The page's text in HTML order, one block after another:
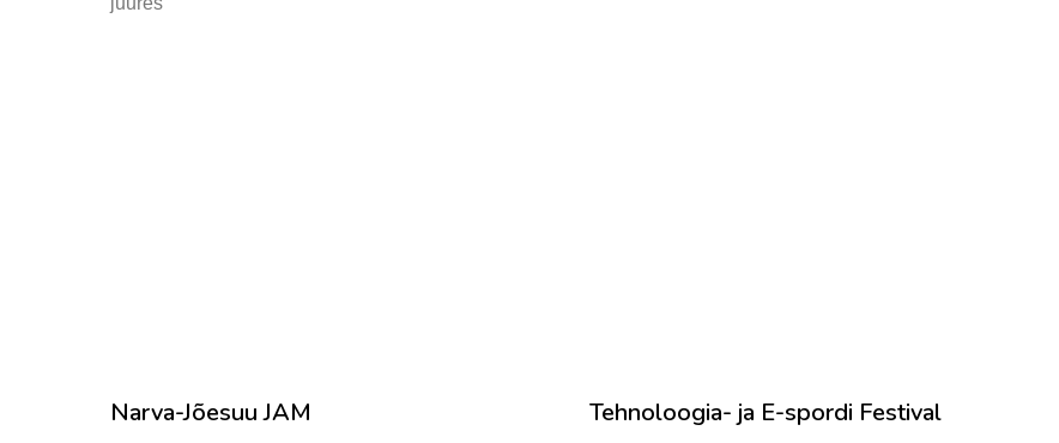
Narva-Jõesuu JAM Tehnoloogia- ja E-spordi Festival